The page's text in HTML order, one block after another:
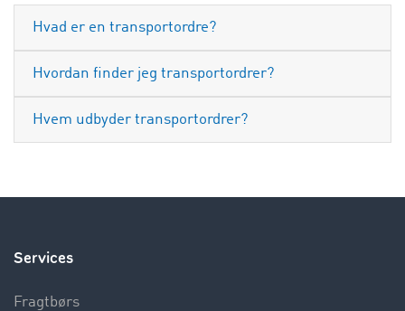
Hvad er en transportordre?
Hvordan finder jeg transportordrer?
Hvem udbyder transportordrer?
Services
Fragtbørs